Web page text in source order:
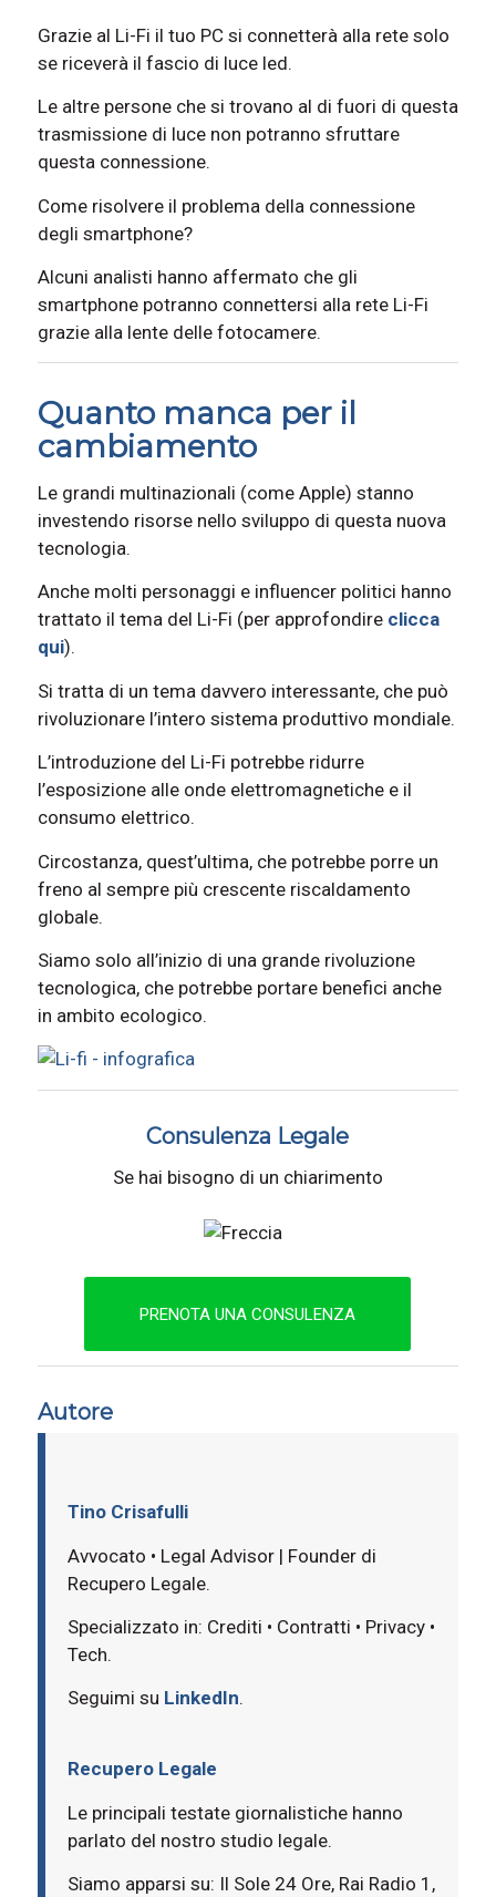
Grazie al Li-Fi il tuo PC si connetterà alla rete solo
se riceverà il fascio di luce led.
Le altre persone che si trovano al di fuori di questa
trasmissione di luce non potranno sfruttare
questa connessione.
Come risolvere il problema della connessione
degli smartphone?
Alcuni analisti hanno affermato che gli
smartphone potranno connettersi alla rete Li-Fi
grazie alla lente delle fotocamere.
Quanto manca per il
cambiamento
Le grandi multinazionali (come Apple) stanno
investendo risorse nello sviluppo di questa nuova
tecnologia.
Anche molti personaggi e influencer politici hanno
trattato il tema del Li-Fi (per approfondire clicca
qui).
Si tratta di un tema davvero interessante, che può
rivoluzionare l’intero sistema produttivo mondiale.
L’introduzione del Li-Fi potrebbe ridurre
l’esposizione alle onde elettromagnetiche e il
consumo elettrico.
Circostanza, quest’ultima, che potrebbe porre un
freno al sempre più crescente riscaldamento
globale.
Siamo solo all’inizio di una grande rivoluzione
tecnologica, che potrebbe portare benefici anche
in ambito ecologico.
Consulenza Legale
Se hai bisogno di un chiarimento
PRENOTA UNA CONSULENZA
Autore
Tino Crisafulli
Avvocato • Legal Advisor | Founder di
Recupero Legale.
Specializzato in: Crediti • Contratti • Privacy •
Tech.
Seguimi su LinkedIn.
Recupero Legale
Le principali testate giornalistiche hanno
parlato del nostro studio legale.
Siamo apparsi su: Il Sole 24 Ore, Rai Radio 1,